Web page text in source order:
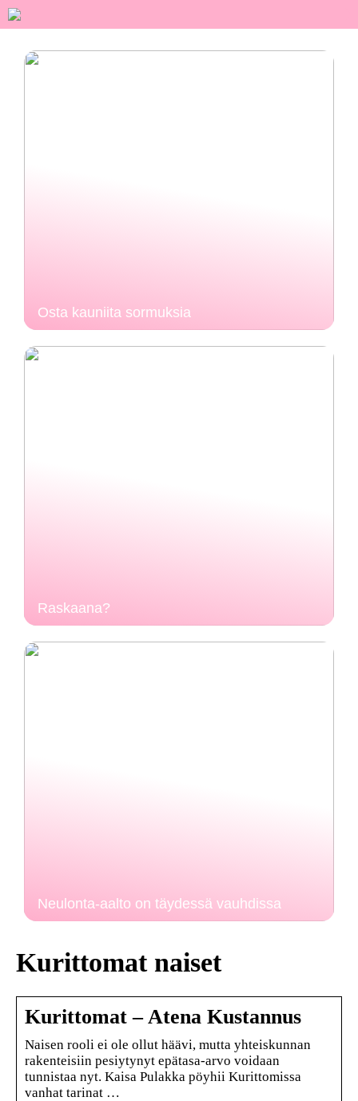
Osta kauniita sormuksia
Raskaana?
Neulonta-aalto on täydessä vauhdissa
Kurittomat naiset
Kurittomat – Atena Kustannus
Naisen rooli ei ole ollut häävi, mutta yhteiskunnan
rakenteisiin pesiytynyt epätasa-arvo voidaan
tunnistaa nyt. Kaisa Pulakka pöyhii Kurittomissa
vanhat tarinat …